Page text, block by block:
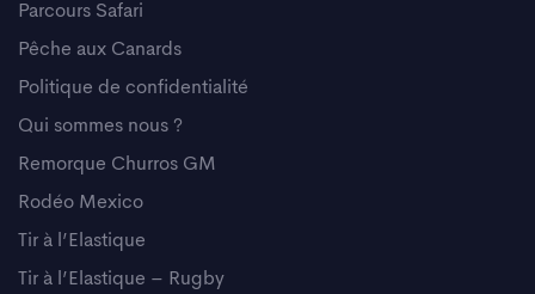
Parcours Safari
Pêche aux Canards
Politique de confidentialité
Qui sommes nous ?
Remorque Churros GM
Rodéo Mexico
Tir à l’Elastique
Tir à l’Elastique – Rugby